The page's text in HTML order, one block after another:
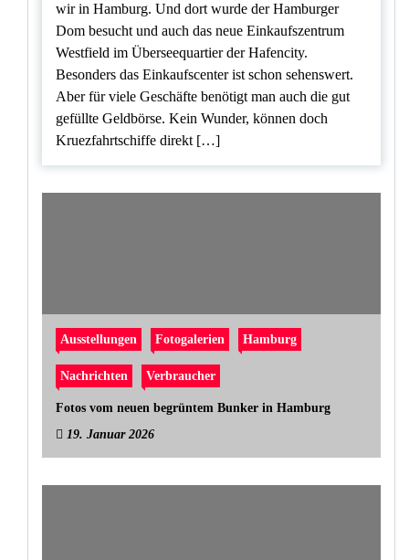
wir in Hamburg. Und dort wurde der Hamburger
Dom besucht und auch das neue Einkaufszentrum
Westfield im Überseequartier der Hafencity.
Besonders das Einkaufscenter ist schon sehenswert.
Aber für viele Geschäfte benötigt man auch die gut
gefüllte Geldbörse. Kein Wunder, können doch
Kruezfahrtschiffe direkt […]
Ausstellungen Fotogalerien Hamburg
Nachrichten Verbraucher
Fotos vom neuen begrüntem Bunker in Hamburg
19. Januar 2026